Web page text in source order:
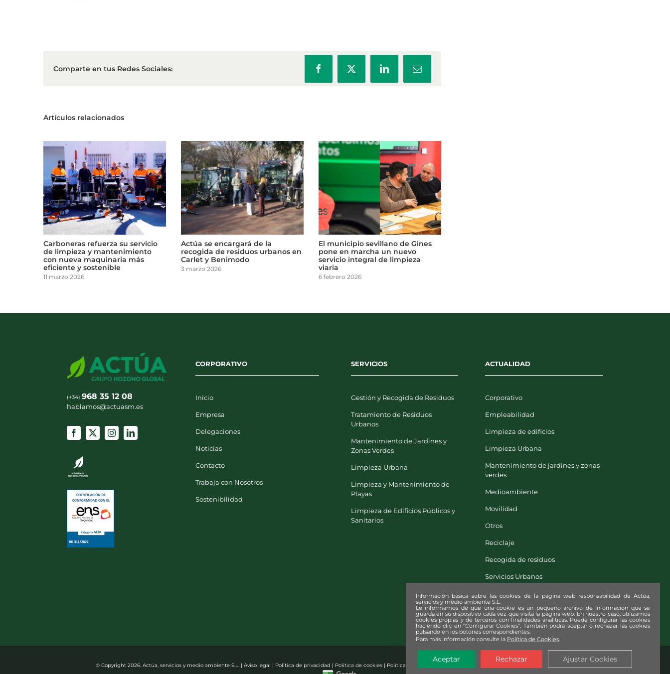
Comparte en tus Redes Sociales: FacebookX LinkedInCorreo
electrónico
Artículos relacionados
El municipio sevillano de Gines
pone en marcha un nuevo
servicio integral de limpieza
viaria
6 febrero 2026
Carboneras refuerza su servicio
de limpieza y mantenimiento
con nueva maquinaria más
eficiente y sostenible
Actúa se encargará de la
recogida de residuos urbanos en
Carlet y Benimodo
3 marzo 2026
(+34) 968 35 12 08
hablamos@actuasm.es
CORPORATIVO
Inicio
Empresa
Delegaciones
Noticias
Contacto
Trabaja con Nosotros
Sostenibilidad
SERVICIOS
Gestión y Recogida de Residuos
Tratamiento de Residuos
Urbanos
Mantenimiento de Jardines y
Zonas Verdes
Limpieza Urbana
Limpieza y Mantenimiento de
Playas
Limpieza de Edificios Públicos y
Sanitarios
ACTUALIDAD
Corporativo
Empleabilidad
Limpieza de edificios
Limpieza Urbana
Mantenimiento de jardines y zonas
verdes
Medioambiente
Movilidad
Otros
Reciclaje
Recogida de residuos
Servicios Urbanos
Solidaridad
© Copyright 2026. Actúa, servicios y medio ambiente S.L. | Aviso legal | Política de privacidad | Política de cookies| Política de Seguridad de la Información (SGSI)
Información básica sobre las cookies de la página web responsabilidad de Actúa,
servicios y medio ambiente S.L.
Le informamos de que una cookie es un pequeño archivo de información que se
guarda en su dispositivo cada vez que visita la pagina web. En nuestro caso, utilizamos
cookies propias y de terceros con finalidades analíticas. Puede configurar las cookies
haciendo clic en “Configurar Cookies”. También podrá aceptar o rechazar las cookies
pulsando en los botones correspondientes.
Para más información consulte la Política de Cookies.
Aceptar Rechazar Ajustar Cookies